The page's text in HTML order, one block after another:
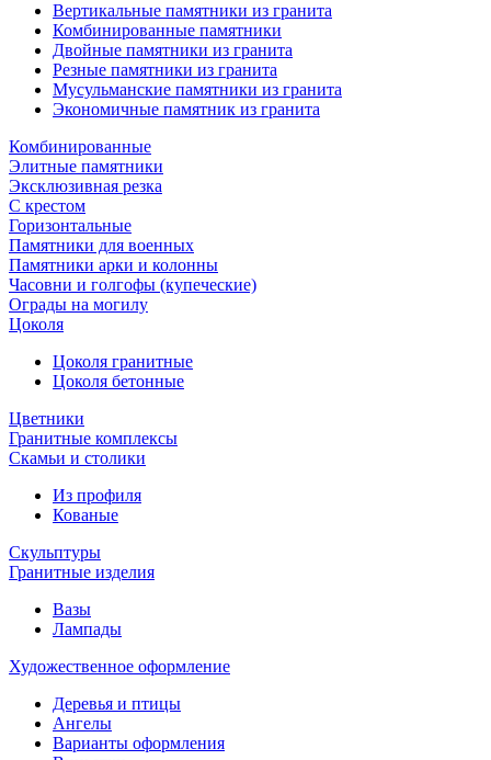
Вертикальные памятники из гранита
Комбинированные памятники
Двойные памятники из гранита
Резные памятники из гранита
Мусульманские памятники из гранита
Экономичные памятник из гранита
Комбинированные
Элитные памятники
Эксклюзивная резка
С крестом
Горизонтальные
Памятники для военных
Памятники арки и колонны
Часовни и голгофы (купеческие)
Ограды на могилу
Цоколя
Цоколя гранитные
Цоколя бетонные
Цветники
Гранитные комплексы
Cкамьи и столики
Из профиля
Кованые
Скульптуры
Гранитные изделия
Вазы
Лампады
Художественное оформление
Деревья и птицы
Ангелы
Варианты оформления